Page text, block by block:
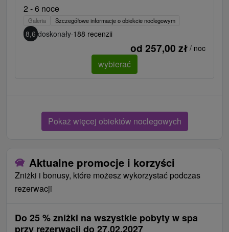
2 - 6 noce
Galeria Szczegółowe informacje o obiekcie noclegowym
8,6 doskonały·188 recenzji
od 257,00 zł / noc
wybierać
Pokaż więcej obiektów noclegowych
Aktualne promocje i korzyści
Zniżki i bonusy, które możesz wykorzystać podczas
rezerwacji
Do 25 % zniżki na wszystkie pobyty w spa
przy rezerwacji do 27.02.2027